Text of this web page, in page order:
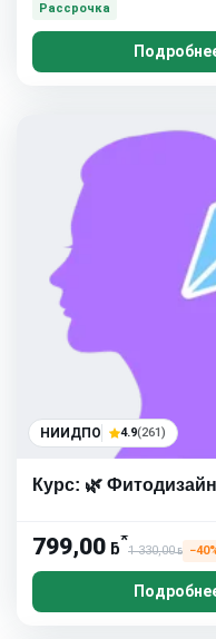
Рассрочка
НИИДПО 4.9(261)
Курс: 🌿 Фитодизайн
799,00 ƃ*
1 330,00ƃ